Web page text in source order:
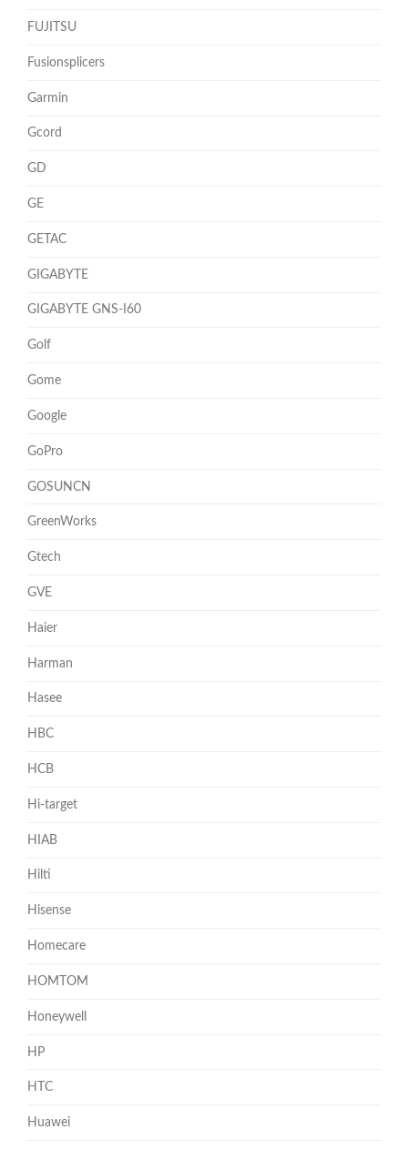
FUJITSU
Fusionsplicers
Garmin
Gcord
GD
GE
GETAC
GIGABYTE
GIGABYTE GNS-I60
Golf
Gome
Google
GoPro
GOSUNCN
GreenWorks
Gtech
GVE
Haier
Harman
Hasee
HBC
HCB
Hi-target
HIAB
Hilti
Hisense
Homecare
HOMTOM
Honeywell
HP
HTC
Huawei